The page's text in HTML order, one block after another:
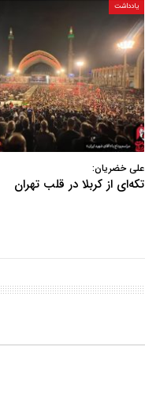
یادداشت
علی خضریان:
تکه‌ای از کربلا در قلب تهران